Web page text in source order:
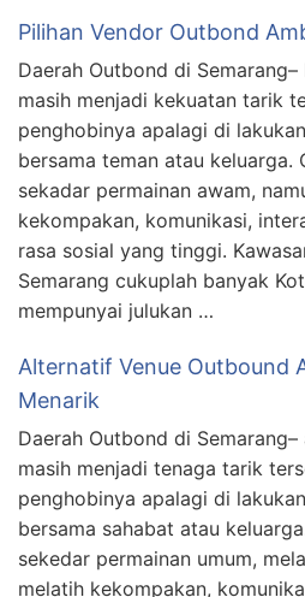
Pilihan Vendor Outbond
Daerah Outbond di
masih menjadi kekuatan tarik
penghobinya apalagi di
bersama teman atau keluarga.
sekadar permainan awam,
kekompakan, komunikasi,
rasa sosial yang tinggi.
Semarang cukuplah banyak
mempunyai julukan …
Alternatif Venue Outbound
Menarik
Daerah Outbond di
masih menjadi tenaga tarik
penghobinya apalagi di
bersama sahabat atau
sekedar permainan umum,
melatih kekompakan,